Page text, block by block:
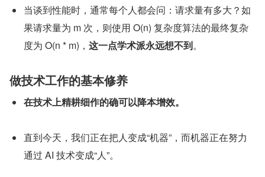
当谈到性能时，通常每个人都会问：请求量有多大？如
果请求量为 m 次，则使用 O(n) 复杂度算法的最终复杂
度为 O(n * m)， 这一点学术派永远想不到。
做技术工作的基本修养
在技术上精耕细作的确可以降本增效。
直到今天，我们正在把人变成“机器”，而机器正在努力
通过 AI 技术变成“人”。